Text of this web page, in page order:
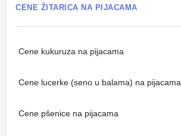
CENE ŽITARICA NA PIJACAMA
Cene kukuruza na pijacama
Cene lucerke (seno u balama) na pijacama
Cene pšenice na pijacama